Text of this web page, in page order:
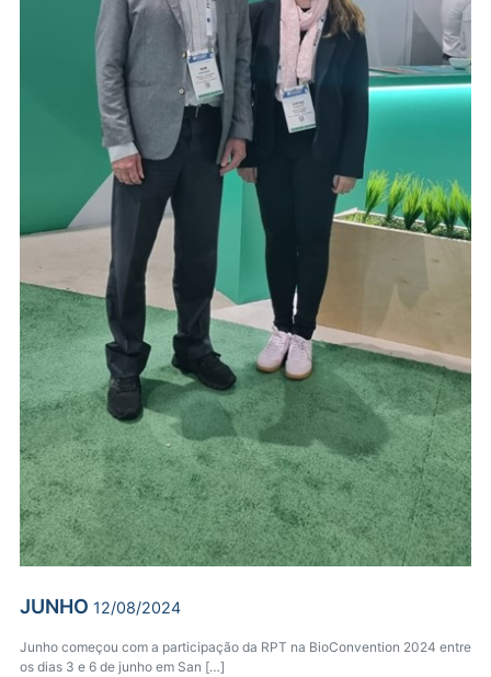
JUNHO 12/08/2024
Junho começou com a participação da RPT na BioConvention 2024 entre
os dias 3 e 6 de junho em San […]